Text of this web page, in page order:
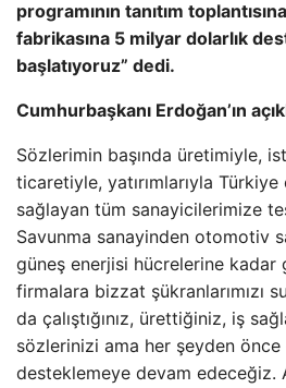
programının tanıtım
fabrikasına 5 milyar dolarlık
başlatıyoruz” dedi.
Cumhurbaşkanı Erdoğan’ın
Sözlerimin başında üretimiyle,
ticaretiyle, yatırımlarıyla
sağlayan tüm sanayicilerimize
Savunma sanayinden otomotiv
güneş enerjisi hücrelerine kadar
firmalara bizzat şükranlarımızı
da çalıştığınız, ürettiğiniz, iş
sözlerinizi ama her şeyden
desteklemeye devam edeceğiz.